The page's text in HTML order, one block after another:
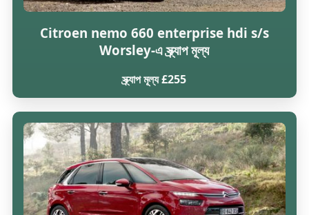
Citroen nemo 660 enterprise hdi s/s
Worsley-এ স্ক্র্যাপ মূল্য
স্ক্র্যাপ মূল্য £255